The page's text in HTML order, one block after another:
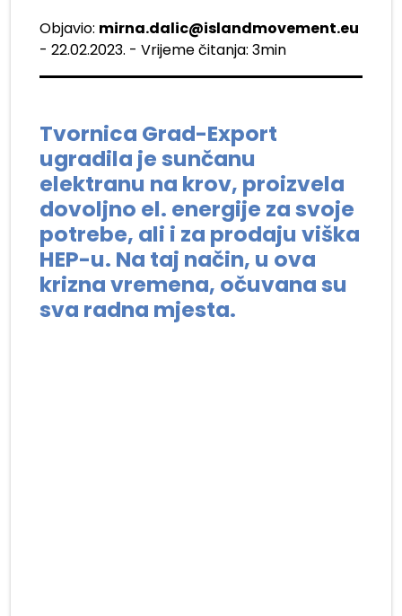
Objavio: mirna.dalic@islandmovement.eu
- 22.02.2023. - Vrijeme čitanja: 3min
Tvornica Grad-Export
ugradila je sunčanu
elektranu na krov, proizvela
dovoljno el. energije za svoje
potrebe, ali i za prodaju viška
HEP-u. Na taj način, u ova
krizna vremena, očuvana su
sva radna mjesta.